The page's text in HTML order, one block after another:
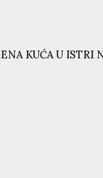
KUĆA U